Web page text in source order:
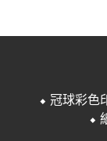
⬥ 冠球彩色
⬥